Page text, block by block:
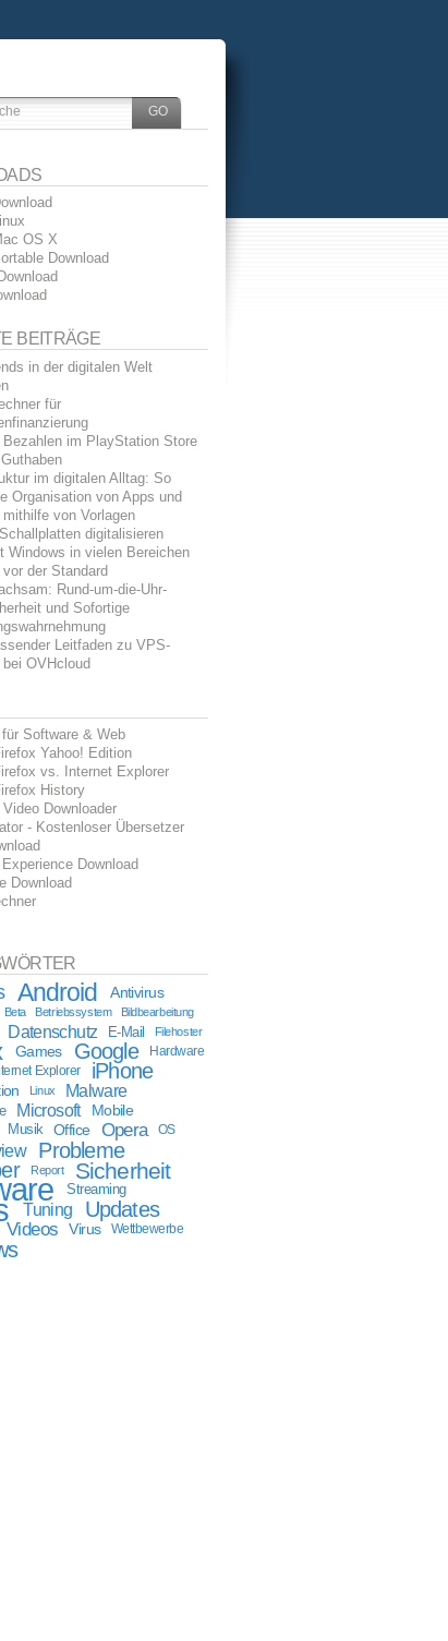
OS X
Download
BEITRÄGE
in der digitalen Welt
für
Bezahlen im PlayStation Store
im digitalen Alltag: So
Organisation von Apps und
mithilfe von Vorlagen
digitalisieren
Windows in vielen Bereichen
der Standard
Rund-um-die-Uhr-
und Sofortige
Leitfaden zu VPS-
bei OVHcloud
Software & Web
Yahoo! Edition
vs. Internet Explorer
History
Downloader
- Kostenloser Übersetzer
Download
Download
Android Antivirus
Beta Betriebssystem Bildbearbeitung
Datenschutz E-Mail Filehoster
Games Google Hardware
Explorer iPhone
Linux Malware
Microsoft Mobile
Musik Office Opera
OS
Probleme
Report Sicherheit
Streaming
Tuning Updates
Videos Virus Wettbewerbe